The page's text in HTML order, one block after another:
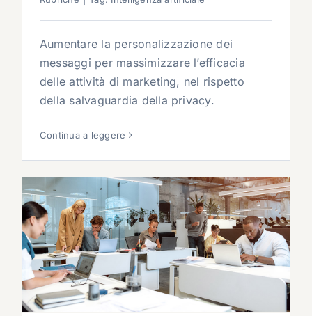
Aumentare la personalizzazione dei
messaggi per massimizzare l’efficacia
delle attività di marketing, nel rispetto
della salvaguardia della privacy.
Continua a leggere